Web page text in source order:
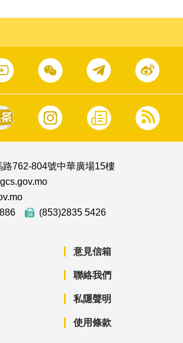
路762-804號中華廣場15樓
(853)2835 5426
意見信箱
聯絡我們
私隱聲明
使用條款